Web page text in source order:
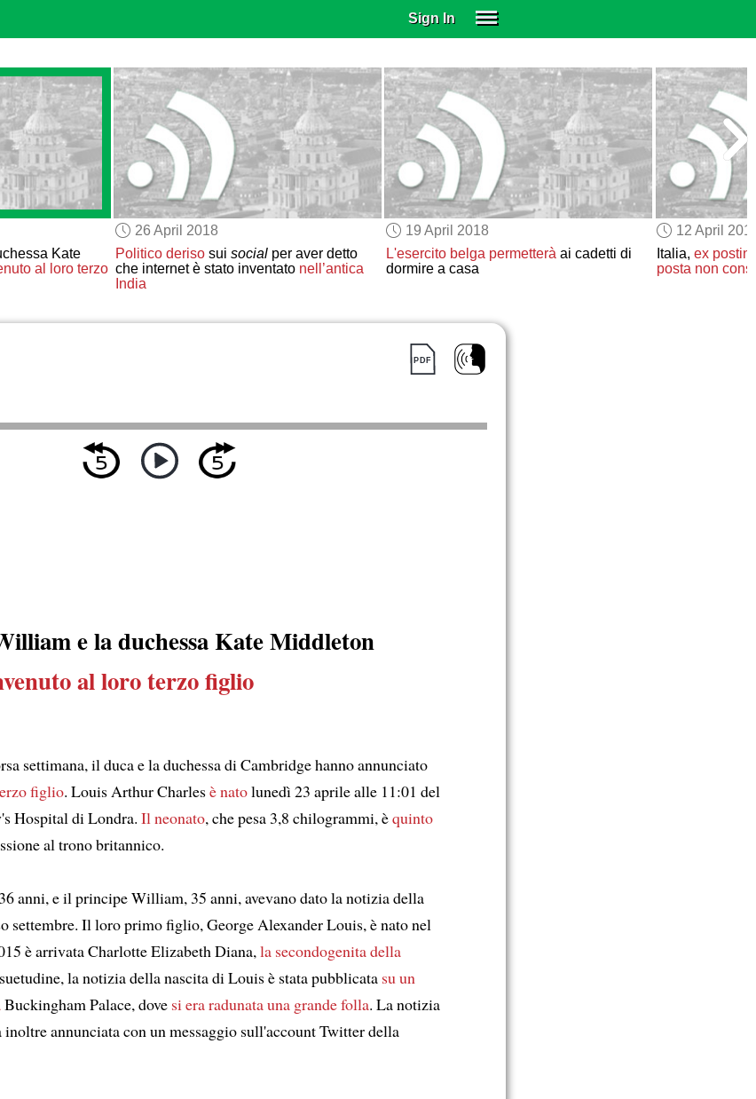
Sign In
SUBSCRIBE
EDUCATIONAL LICENSES
GIFT CARDS
OTHER LANGUAGES
ABOUT US
ALEXA
ADJUST COLORS
Kate
al loro terzo
26 April 2018
Politico derisosui socialper aver detto
che internet è stato inventato nell’antica
India
19 April 2018
L'esercito belga permetteràai cadetti di
dormire a casa
12 April
Italia,ex
posta non
e la duchessa Kate Middleton
al loro terzo figlio
settimana, il duca e la duchessa di Cambridge hanno annunciato
figlio. Louis Arthur Charlesè natolunedì 23 aprile alle 11:01 del
Hospital di Londra. Il neonato, che pesa 3,8 chilogrammi, èquinto
al trono britannico.
anni, e il principe William, 35 anni, avevano dato la notizia della
settembre. Il loro primo figlio, George Alexander Louis, è nato nel
è arrivata Charlotte Elizabeth Diana,la secondogenita della
la notizia della nascita di Louis è stata pubblicata su un
Buckingham Palace, dove si era radunata una grande folla. La notizia
inoltre annunciata con un messaggio sull'account Twitter della